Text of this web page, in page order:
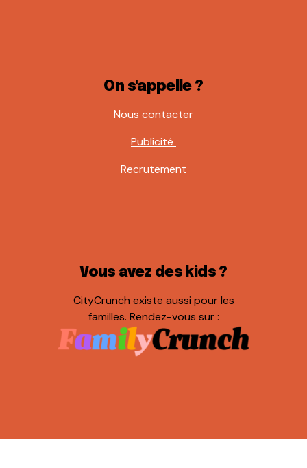
On s'appelle ?
Nous contacter
Publicité
Recrutement
Vous avez des kids ?
CityCrunch existe aussi pour les
familles. Rendez-vous sur :